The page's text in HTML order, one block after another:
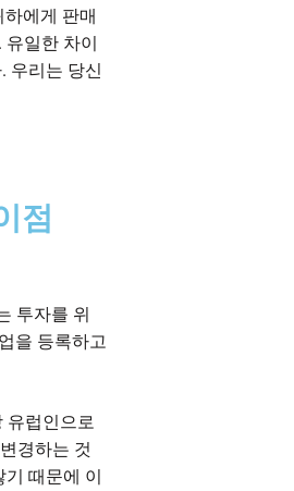
에게 판매
일한 차이
우리는 당신
점
투자를 위
을 등록하고
유럽인으로
경하는 것
때문에 이